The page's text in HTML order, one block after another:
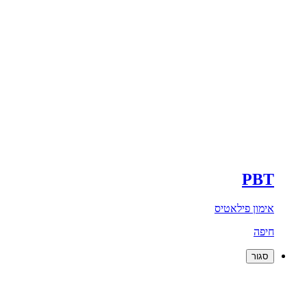
PBT
אימון פילאטיס
חיפה
סגור